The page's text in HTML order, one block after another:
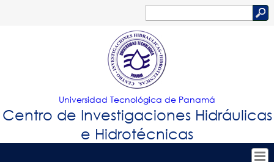
Jump to navigation
de
búsqueda
Universidad Tecnológica de Panamá
Centro de Investigaciones Hidráulicas
e Hidrotécnicas